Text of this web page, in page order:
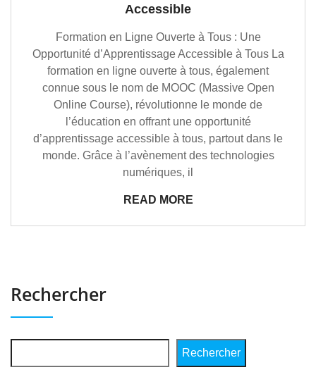
Accessible
Formation en Ligne Ouverte à Tous : Une
Opportunité d’Apprentissage Accessible à Tous La
formation en ligne ouverte à tous, également
connue sous le nom de MOOC (Massive Open
Online Course), révolutionne le monde de
l’éducation en offrant une opportunité
d’apprentissage accessible à tous, partout dans le
monde. Grâce à l’avènement des technologies
numériques, il
READ MORE
Rechercher
Rechercher